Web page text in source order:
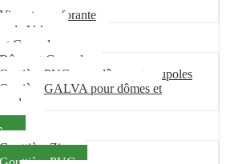
Vis auto-perforante
de Velux
Coupole
Dôme et Coupole
Costière PVC pour dômes et coupoles
Costière GALVA pour dômes et
Gouttière Zinc